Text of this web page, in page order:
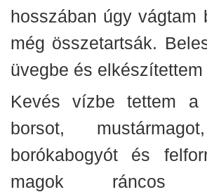
hosszában úgy vágtam
még összetartsák.
üvegbe és
Kevés vízbe tettem a
borsot,
borókabogyót és
magok ráncos